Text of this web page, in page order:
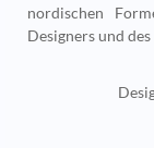
nordischen
Designers und